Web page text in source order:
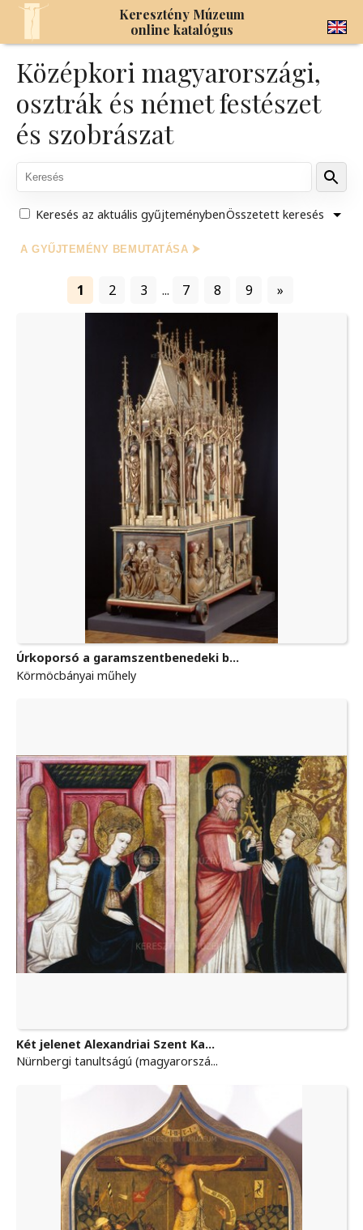
Keresztény Múzeum
online katalógus
Középkori magyarországi,
osztrák és német festészet
és szobrászat
Összetett keresés
Keresés az aktuális gyűjteményben
A GYŰJTEMÉNY BEMUTATÁSA ⮞
1 2 3 ... 7 8 9 »
Úrkoporsó a garamszentbenedeki b...
Körmöcbányai műhely
Két jelenet Alexandriai Szent Ka...
Nürnbergi tanultságú (magyarorszá...